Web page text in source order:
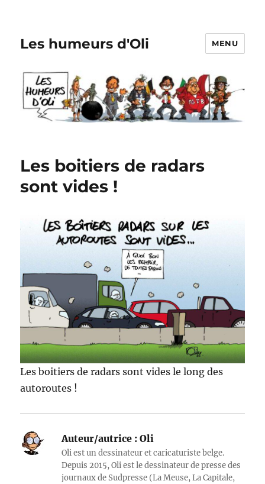
Les humeurs d'Oli MENU
Les boitiers de radars
sont vides !
Les boitiers de radars sont vides le long des
autoroutes !
Auteur/autrice : Oli
Oli est un dessinateur et caricaturiste belge.
Depuis 2015, Oli est le dessinateur de presse des
journaux de Sudpresse (La Meuse, La Capitale,